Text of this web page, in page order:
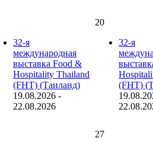
32-я
международная
выставка Food &
Hospitality Thailand
(FHT) (Таиланд)
19.08.2026 -
22.08.2026
20
32-я
(FHT)
27